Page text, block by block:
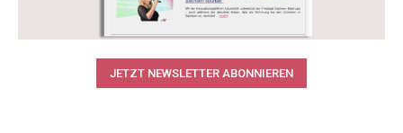
JETZT NEWSLETTER ABONNIEREN